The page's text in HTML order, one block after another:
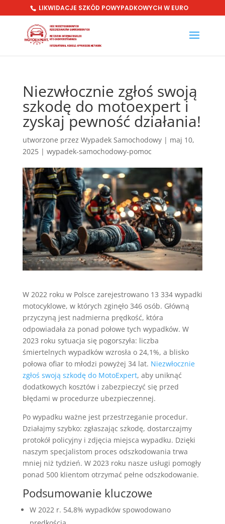
LIKWIDACJE SZKÓD POWYPADKOWYCH W EURO
Niezwłocznie zgłoś swoją
szkodę do motoexpert i
zyskaj pewność działania!
utworzone przez Wypadek Samochodowy| maj 10,
2025| wypadek-samochodowy-pomoc
W 2022 roku w Polsce zarejestrowano 13 334 wypadki
motocyklowe, w których zginęło 346 osób. Główną
przyczyną jest nadmierna prędkość, która
odpowiadała za ponad połowe tych wypadków. W
2023 roku sytuacja się pogorszyła: liczba
śmiertelnych wypadków wzrosła o 24,1%, a blisko
połowa ofiar to młodzi powyżej 34 lat. Niezwłocznie
zgłoś swoją szkodę do MotoExpert, aby uniknąć
dodatkowych kosztów i zabezpieczyć się przed
błędami w procedurze ubezpieczennej.
Po wypadku ważne jest przestrzeganie procedur.
Działajmy szybko: zgłaszając szkodę, dostarczajmy
protokół policyjny i zdjęcia miejsca wypadku. Dzięki
naszym specjalistom proces odszkodowania trwa
mniej niż tydzień. W 2023 roku nasze usługi pomogły
ponad 500 klientom otrzymać pełne odszkodowanie.
Podsumowanie kluczowe
W 2022 r. 54,8% wypadków spowodowano